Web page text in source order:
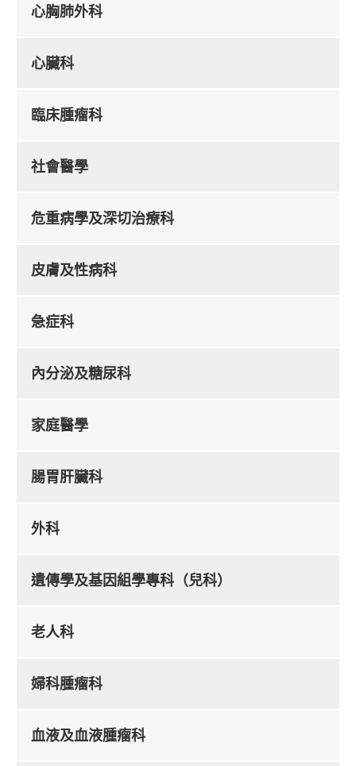
心胸肺外科
心臟科
臨床腫瘤科
社會醫學
危重病學及深切治療科
皮膚及性病科
急症科
內分泌及糖尿科
家庭醫學
腸胃肝臟科
外科
遺傳學及基因組學專科（兒科）
老人科
婦科腫瘤科
血液及血液腫瘤科